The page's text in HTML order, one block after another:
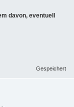
davon, eventuell
Gespeichert